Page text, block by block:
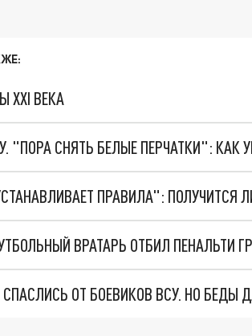
XXI ВЕКА
"ПОРА СНЯТЬ БЕЛЫЕ ПЕРЧАТКИ": КАК
ВРАТАРЬ ОТБИЛ ПЕНАЛЬТИ
ОТ БОЕВИКОВ ВСУ. НО БЕДЫ